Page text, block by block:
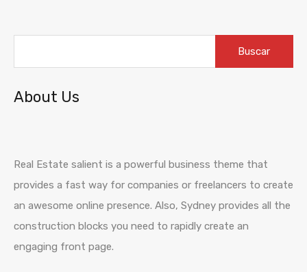
About Us
Real Estate salient is a powerful business theme that
provides a fast way for companies or freelancers to create
an awesome online presence. Also, Sydney provides all the
construction blocks you need to rapidly create an
engaging front page.